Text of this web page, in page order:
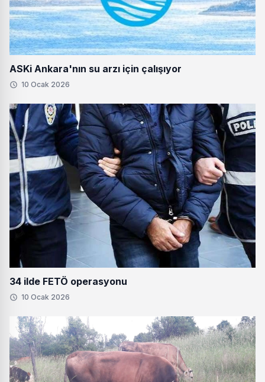
ASKi Ankara'nın su arzı için çalışıyor
10 Ocak 2026
34 ilde FETÖ operasyonu
10 Ocak 2026